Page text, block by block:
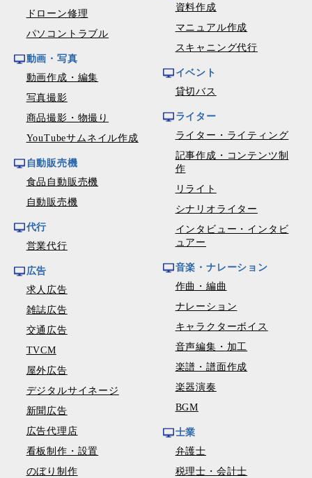
ドローン修理
パソコントラブル
動画・写真
動画作成・編集
写真撮影
商品撮影・物撮り
YouTubeサムネイル作成
自動販売機
食品自動販売機
自動販売機
代行
営業代行
広告
求人広告
雑誌広告
交通広告
TVCM
屋外広告
デジタルサイネージ
新聞広告
広告代理店
看板制作・設置
のぼり制作
資料作成
マニュアル作成
スキャニング代行
イベント
貸切バス
ライター
ライター・ライティング
記事作成・コンテンツ制
作
リライト
シナリオライター
インタビュー・インタビ
ュアー
音楽・ナレーション
作曲・編曲
ナレーション
キャラクターボイス
音声編集・加工
楽譜・譜面作成
楽器演奏
BGM
士業
弁護士
税理士・会計士